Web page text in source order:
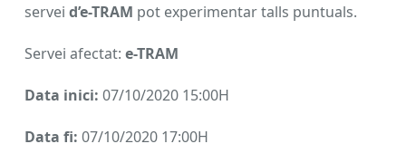
servei d’e-TRAM pot experimentar talls puntuals.
Servei afectat: e-TRAM
Data inici: 07/10/2020 15:00H
Data fi: 07/10/2020 17:00H